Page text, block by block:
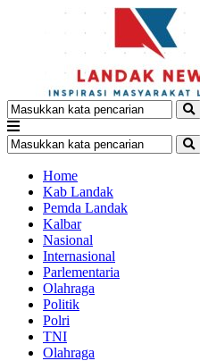
Home
Kab Landak
Pemda Landak
Kalbar
Nasional
Internasional
Parlementaria
Olahraga
Politik
Polri
TNI
Olahraga